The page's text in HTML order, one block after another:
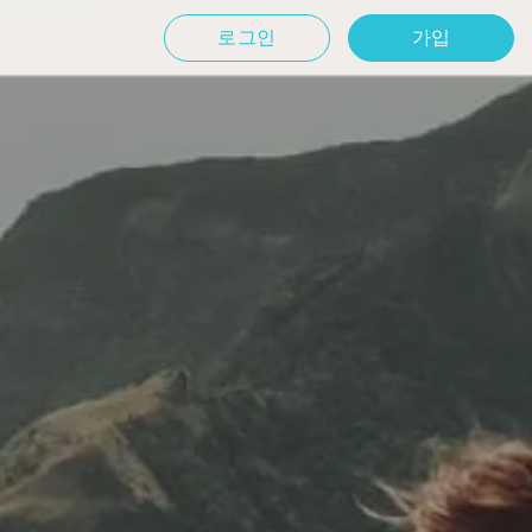
로그인 가입